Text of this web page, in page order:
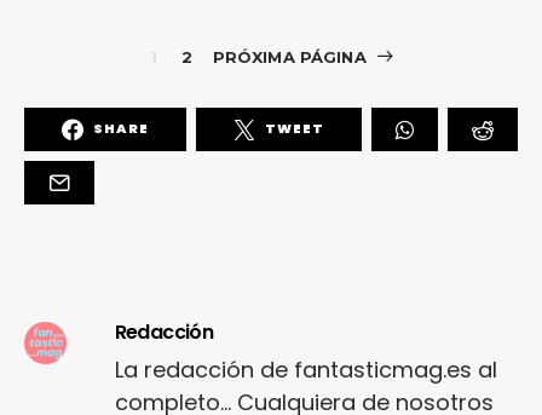
1 2 PRÓXIMA PÁGINA
SHARE TWEET
Redacción
La redacción de fantasticmag.es al
completo... Cualquiera de nosotros